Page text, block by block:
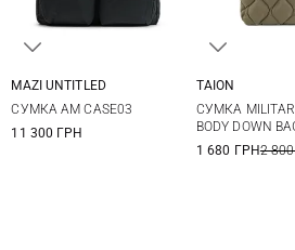
MAZI UNTITLED
СУМКА AM CASE03
11 300 ГРН
TAION
СУМКА
BODY DOWN
1 680 ГРН2